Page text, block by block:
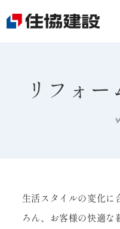
リフォ
生活スタイルの変化に
ろん、 お客様の快適な